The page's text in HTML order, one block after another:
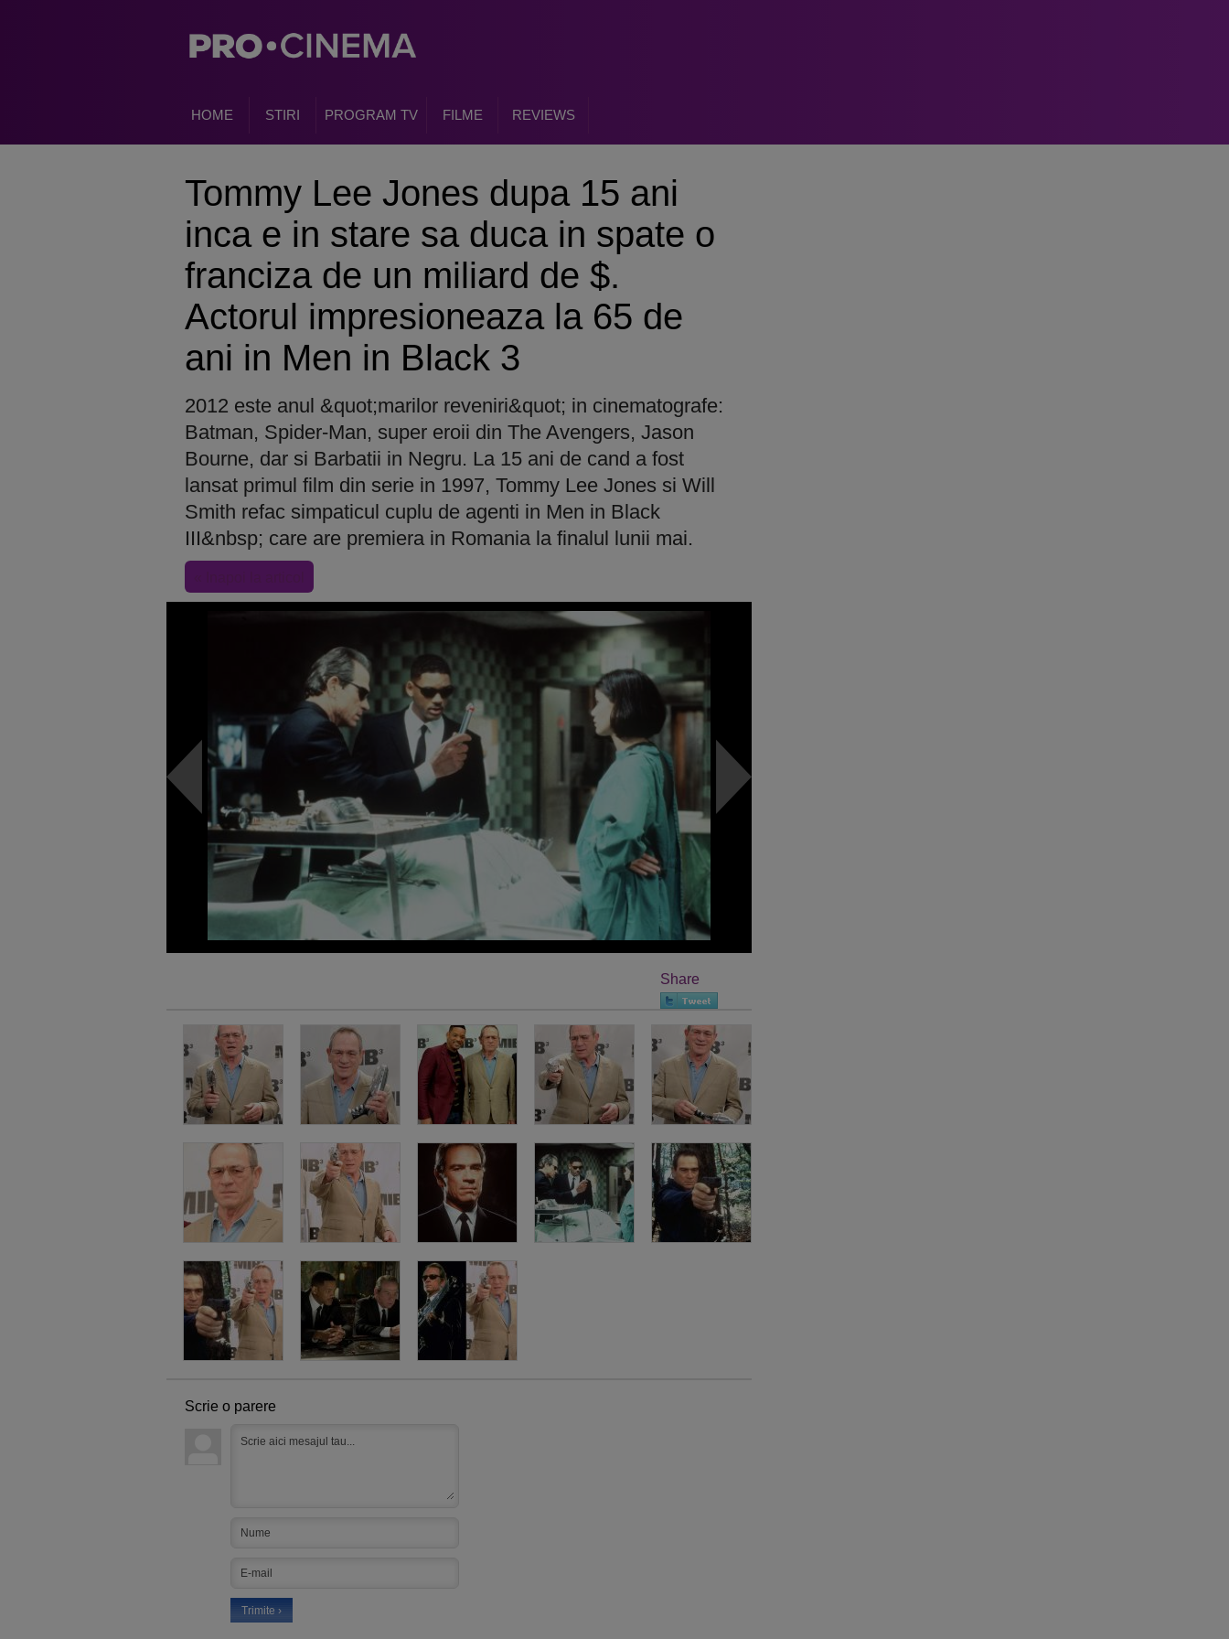
HOME STIRI PROGRAM TV FILME REVIEWS
Tommy Lee Jones dupa 15 ani
inca e in stare sa duca in spate o
franciza de un miliard de $.
Actorul impresioneaza la 65 de
ani in Men in Black 3
2012 este anul &quot;marilor reveniri&quot; in cinematografe:
Batman, Spider-Man, super eroii din The Avengers, Jason
Bourne, dar si Barbatii in Negru. La 15 ani de cand a fost
lansat primul film din serie in 1997, Tommy Lee Jones si Will
Smith refac simpaticul cuplu de agenti in Men in Black
III&nbsp; care are premiera in Romania la finalul lunii mai.
Share
Scrie o parere